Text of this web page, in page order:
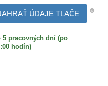
ÚDAJE TLAČE
5 pracovných dní (po
hodín)